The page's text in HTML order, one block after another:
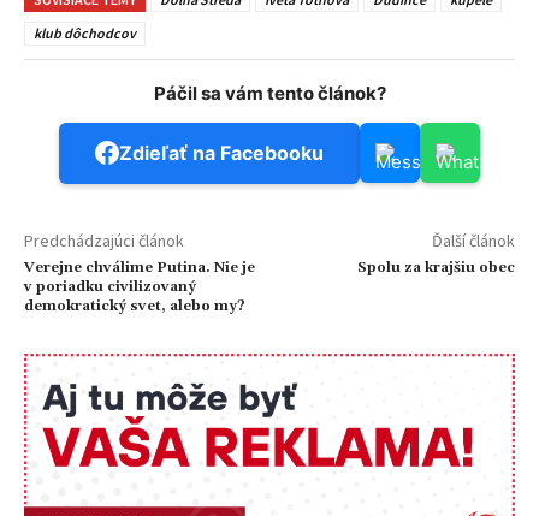
klub dôchodcov
Páčil sa vám tento článok?
Zdieľať na Facebooku
Predchádzajúci článok
Verejne chválime Putina. Nie je
v poriadku civilizovaný
demokratický svet, alebo my?
Ďalší článok
Spolu za krajšiu obec